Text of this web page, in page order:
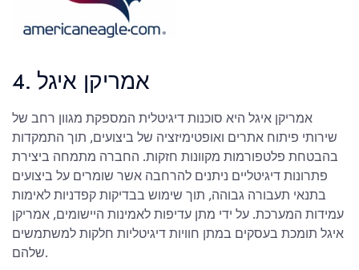
4. אמריקן איגל
אמריקן איגל היא סוכנות דיגיטלית המספקת מגוון רחב של
שירותי פיתוח אתרים ואופטימיזציה של ביצועים, תוך התמקדות
בהבטחת פלטפורמות מקוונות חזקות. החברה מתמחה ביצירת
פתרונות דיגיטליים ניתנים להרחבה אשר שומרים על ביצועים
בתנאי תעבורה גבוהה, תוך שימוש בבדיקות קפדניות לאימות
עמידות המערכת. על ידי מתן עדיפות לאמינות היישומים, אמריקן
איגל תומכת בעסקים במתן חוויות דיגיטליות חלקות למשתמשים
שלהם.